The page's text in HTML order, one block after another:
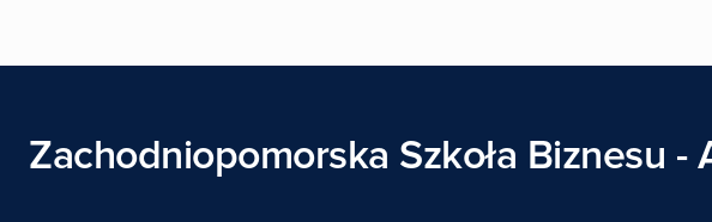
Zachodniopomorska Szkoła Biznesu